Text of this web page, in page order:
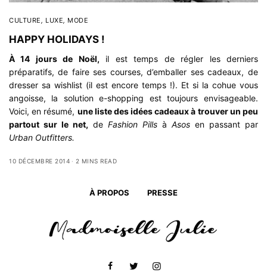
CULTURE, LUXE, MODE
HAPPY HOLIDAYS !
À 14 jours de Noël, il est temps de régler les derniers
préparatifs, de faire ses courses, d’emballer ses cadeaux, de
dresser sa wishlist (il est encore temps !). Et si la cohue vous
angoisse, la solution e-shopping est toujours envisageable.
Voici, en résumé, une liste des idées cadeaux à trouver un peu
partout sur le net, de Fashion Pills à Asos en passant par
Urban Outfitters.
10 DÉCEMBRE 2014 2 MINS READ
À PROPOS PRESSE